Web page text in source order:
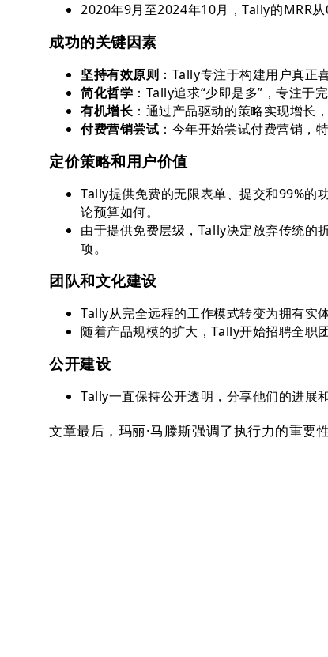
2020年9月至2024年10月，Tally的MRR从
成功的关键因素
坚持有效原则 ：Tally专注于构建用户真正
简化哲学 ：Tally追求“少即是多”，专注于
有机增长 ：通过产品驱动的策略实现增长
付费营销尝试 ：今年开始尝试付费营销，
定价策略和用户价值
Tally提供免费的无限表单、提交和99%的
论预算如何。
由于提供免费层级，Tally决定放弃传统的
项。
团队和文化建设
Tally从完全远程的工作模式转变为拥有实
随着产品规模的扩大，Tally开始招聘全职
公开建设
Tally一直保持公开透明，分享他们的进展
文章最后，玛丽·马滕斯强调了执行力的重要